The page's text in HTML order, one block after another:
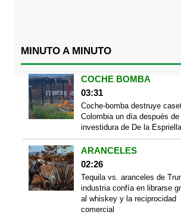
MINUTO A MINUTO
COCHE BOMBA
03:31
Coche-bomba destruye
Colombia un día después de
investidura de De la Espriella
ARANCELES
02:26
Tequila vs. aranceles de
industria confía en librarse
al whiskey y la reciprocidad
comercial